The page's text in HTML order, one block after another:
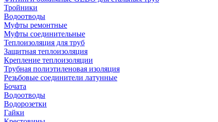
Тройники
Водоотводы
Муфты ремонтные
Муфты соединительные
Теплоизоляция для труб
Защитная теплоизоляция
Крепление теплоизоляции
Трубная полиэтиленовая изоляция
Резьбовые соединители латунные
Бочата
Водоотводы
Водорозетки
Гайки